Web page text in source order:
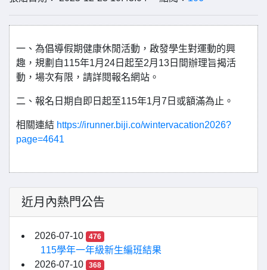
一、為倡導假期健康休閒活動，啟發學生對運動的興
趣，規劃自115年1月24日起至2月13日間辦理旨揭活
動，場次有限，請詳閱報名網站。
二、報名日期自即日起至115年1月7日或額滿為止。
相關連結 https://irunner.biji.co/wintervacation2026?
page=4641
近月內熱門公告
2026-07-10 476
115學年一年級新生編班結果
2026-07-10
368